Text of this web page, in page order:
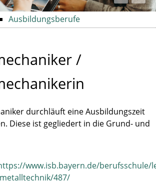
Schulleben
Kontakt
Ausbildungsberufe
/
durchläuft eine Ausbildungszeit
Diese ist gegliedert in die Grund- und
www.isb.bayern.de/
487/